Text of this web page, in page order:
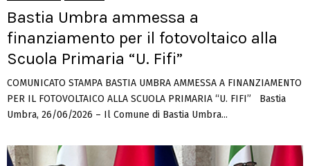
Bastia Umbra ammessa a
finanziamento per il fotovoltaico alla
Scuola Primaria “U. Fifi”
COMUNICATO STAMPA BASTIA UMBRA AMMESSA A FINANZIAMENTO
PER IL FOTOVOLTAICO ALLA SCUOLA PRIMARIA “U. FIFI” Bastia
Umbra, 26/06/2026 – Il Comune di Bastia Umbra...